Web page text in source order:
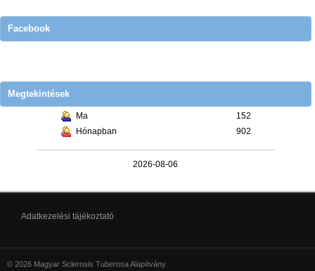
Facebook
Megtekintések
Ma
152
Hónapban
902
2026-08-06
Adatkezelési tájékoztató
© 2026 Magyar Sclerosis Tuberosa Alapítvány